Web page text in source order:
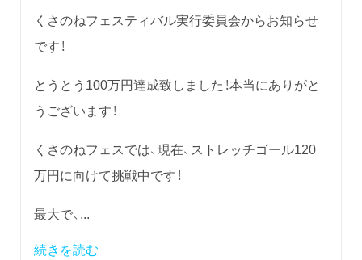
くさのねフェスティバル実行委員会からお知らせ
です！
とうとう100万円達成致しました！本当にありがと
うございます！
くさのねフェスでは、現在、ストレッチゴール120
万円に向けて挑戦中です！
最大で、...
続きを読む